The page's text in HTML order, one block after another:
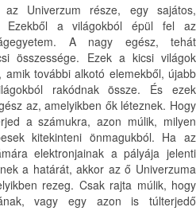
az Univerzum része, egy sajátos,
Ezekből a világokból épül fel az
A nagy egész, tehát
összessége. Ezek a kicsi világok
amik további alkotó elemekből, újabb
rakódnak össze. És ezek
az, amelyikben ők léteznek. Hogy
a számukra, azon múlik, milyen
kitekinteni önmagukból. Ha az
elektronjainak a pályája jelenti
a határát, akkor az ő Univerzuma
rezeg. Csak rajta múlik, hogy
vagy egy azon is túlterjedő